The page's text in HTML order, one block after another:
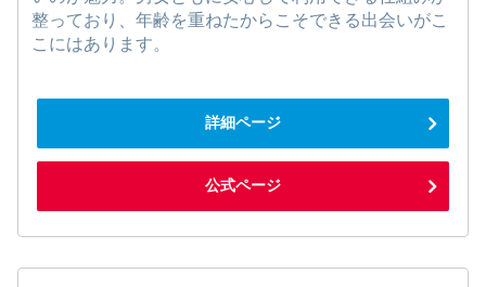
整っており、年齢を重ねたからこそできる出会いがこ
こにはあります。
詳細ページ
公式ページ